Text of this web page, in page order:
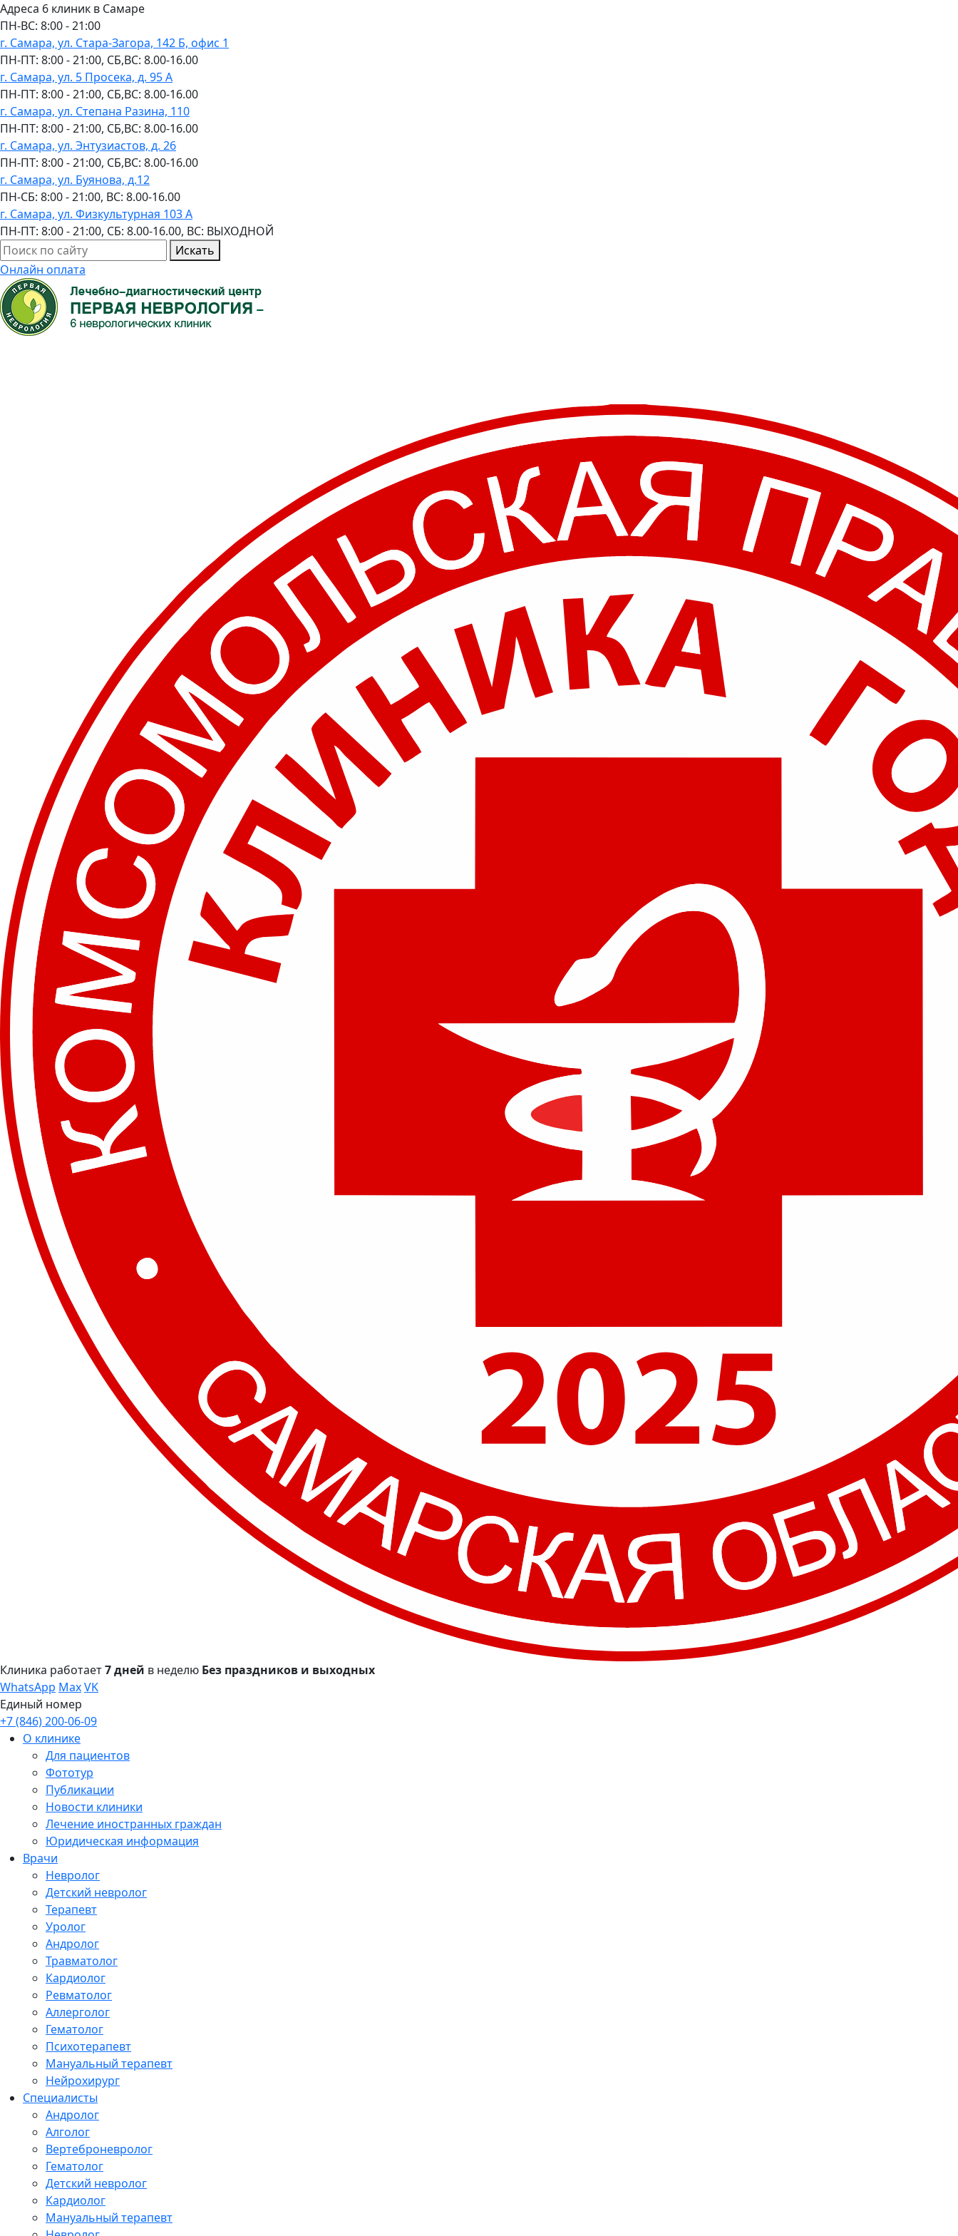
Адреса 6 клиник в Самаре
ПН-ВC: 8:00 - 21:00
г. Самара, ул. Стара-Загора, 142 Б, офис 1
ПН-ПТ: 8:00 - 21:00, СБ,ВС: 8.00-16.00
г. Самара, ул. 5 Просека, д. 95 А
ПН-ПТ: 8:00 - 21:00, СБ,ВС: 8.00-16.00
г. Самара, ул. Степана Разина, 110
ПН-ПТ: 8:00 - 21:00, СБ,ВС: 8.00-16.00
г. Самара, ул. Энтузиастов, д. 26
ПН-ПТ: 8:00 - 21:00, СБ,ВС: 8.00-16.00
г. Самара, ул. Буянова, д.12
ПН-СБ: 8:00 - 21:00, ВС: 8.00-16.00
г. Самара, ул. Физкультурная 103 А
ПН-ПТ: 8:00 - 21:00, СБ: 8.00-16.00, ВС: ВЫХОДНОЙ
Искать
Онлайн оплата
Клиника работает7 дней в неделю Без праздников и выходных
WhatsApp MaxVK
Единый номер
+7 (846) 200-06-09
О клинике
Для пациентов
Фототур
Публикации
Новости клиники
Лечение иностранных граждан
Юридическая информация
Врачи
Невролог
Детский невролог
Терапевт
Уролог
Андролог
Травматолог
Кардиолог
Ревматолог
Аллерголог
Гематолог
Психотерапевт
Мануальный терапевт
Нейрохирург
Специалисты
Андролог
Алголог
Вертеброневролог
Гематолог
Детский невролог
Кардиолог
Мануальный терапевт